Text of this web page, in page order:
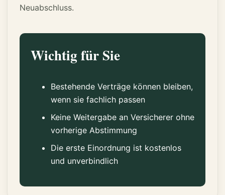
Neuabschluss.
Wichtig für Sie
Bestehende Verträge können bleiben,
wenn sie fachlich passen
Keine Weitergabe an Versicherer ohne
vorherige Abstimmung
Die erste Einordnung ist kostenlos
und unverbindlich